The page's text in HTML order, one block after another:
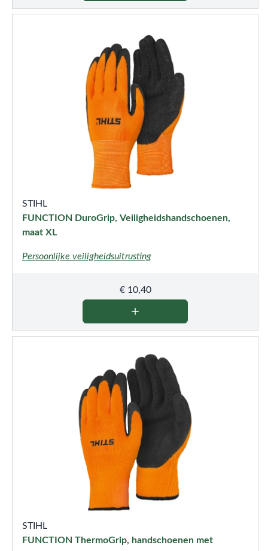
STIHL
FUNCTION DuroGrip, Veiligheidshandschoenen,
maat XL
Persoonlijke veiligheidsuitrusting
€10,40
STIHL
FUNCTION ThermoGrip, handschoenen met